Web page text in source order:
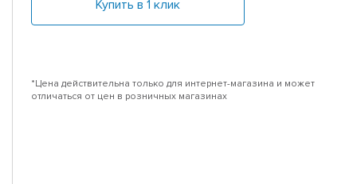
Купить в 1 клик
*Цена действительна только для интернет-магазина и может
отличаться от цен в розничных магазинах